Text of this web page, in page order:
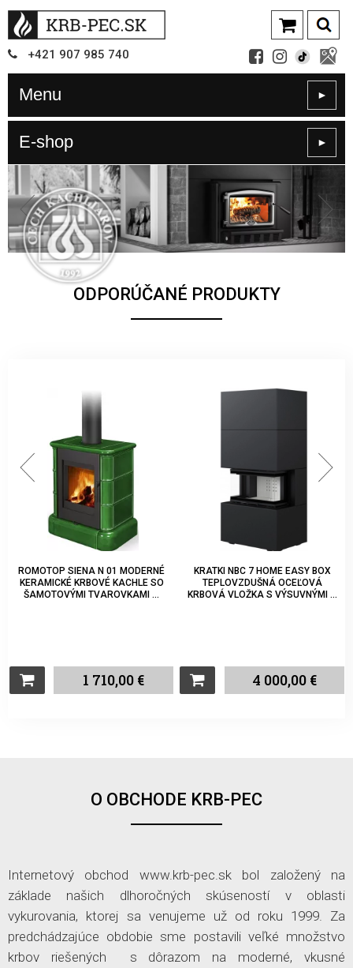
+421 907 985 740
Menu ►
E-shop ►
ODPORÚČANÉ PRODUKTY
ROMOTOP SIENA N 01 MODERNÉ
KERAMICKÉ KRBOVÉ KACHLE SO
ŠAMOTOVÝMI TVAROVKAMI ...
1 710,00 €
KRATKI NBC 7 HOME EASY BOX
TEPLOVZDUŠNÁ OCEĽOVÁ
KRBOVÁ VLOŽKA S VÝSUVNÝMI ...
4 000,00 €
O OBCHODE KRB-PEC
Internetový obchod www.krb-pec.sk bol založený na
základe našich dlhoročných skúseností v oblasti
vykurovania, ktorej sa venujeme už od roku 1999. Za
predchádzajúce obdobie sme postavili veľké množstvo
krbov riešených s dôrazom na moderné, vkusné